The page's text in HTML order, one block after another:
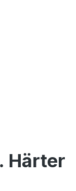
Härter